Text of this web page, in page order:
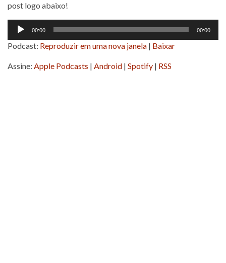
post logo abaixo!
Tocador
áudio
00:00 00:00
Podcast: Reproduzir em uma nova janela | Baixar
Assine: Apple Podcasts | Android | Spotify | RSS